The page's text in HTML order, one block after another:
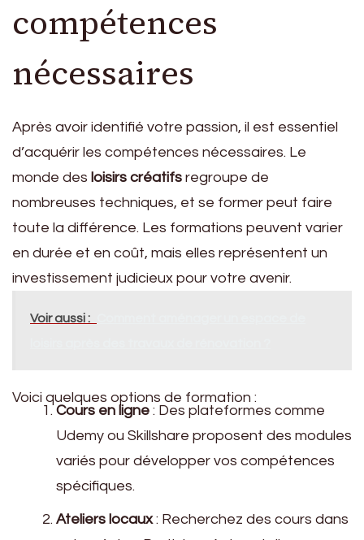
compétences
nécessaires
Après avoir identifié votre passion, il est essentiel
d’acquérir les compétences nécessaires. Le
monde des loisirs créatifs regroupe de
nombreuses techniques, et se former peut faire
toute la différence. Les formations peuvent varier
en durée et en coût, mais elles représentent un
investissement judicieux pour votre avenir.
Voir aussi :
Voici quelques options de formation :
Cours en ligne : Des plateformes comme
Udemy ou Skillshare proposent des modules
variés pour développer vos compétences
spécifiques.
Ateliers locaux: Recherchez des cours dans